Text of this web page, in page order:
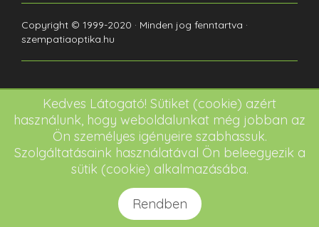
Copyright © 1999-2020 · Minden jog fenntartva ·
szempatiaoptika.hu
Kedves Látogató! Sütiket (cookie) azért
használunk, hogy weboldalunkat még jobban az
Ön személyes igényeire szabhassuk.
Szolgáltatásaink használatával Ön beleegyezik a
sütik (cookie) alkalmazásába.
Rendben